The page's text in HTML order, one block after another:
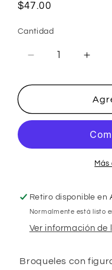
Precio
$47.00
Cantidad
Reducir
para
Virgen
Chica
para
de
Retiro disponible en
Normalmente está listo
Ver información de
Broqueles con